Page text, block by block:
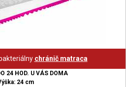
chránič matraca
24 HOD. U VÁS DOMA
24 cm